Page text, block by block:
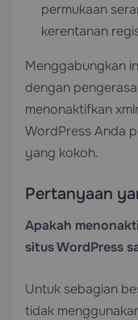
permukaan
kerentanan
Menggabungkan
dengan
menonaktifkan
WordPress Anda
yang kokoh.
Pertanyaan
Apakah
situs WordPress
Untuk sebagian
tidak